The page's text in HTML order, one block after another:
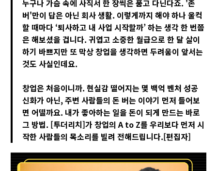
누구나 가슴 속에 사직서 한 장씩은 품고 다닌다죠. '존
버'만이 답은 아닌 회사 생활. 이렇게까지 해야 하나 울컥
할 때마다 ‘퇴사하고 내 사업 시작할까’ 하는 생각 한 번쯤
은 해보셨을 겁니다. 귀엽고 소중한 월급으로 한 달 살이
하기 바쁘지만 또 막상 창업을 생각하면 두려움이 앞서는
것도 사실인데요.
창업은 처음이니까. 현실감 떨어지는 몇 백억 벤처 성공
신화가 아닌, 주변 사람들의 돈 버는 이야기 먼저 들어보
면 어떨까요. 내가 좋아하는 일을 돈이 되게 만드는 바로
그 방법. [투더리치]가 창업의 A to Z를 우리보다 먼저 시
작한 사람들의 목소리를 빌려 전해드립니다.[편집자]